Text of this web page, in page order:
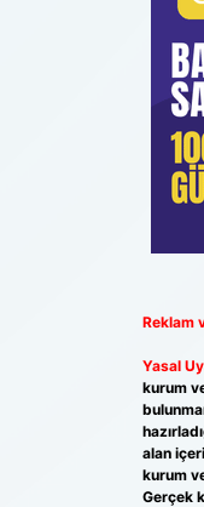
Reklam
Yasal
kurum
alan
kurum
Gerçek